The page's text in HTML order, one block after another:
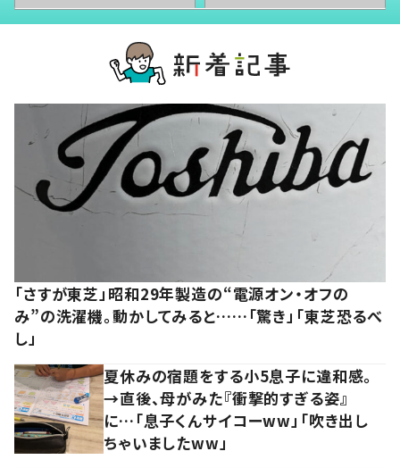
「さすが東芝」昭和29年製造の“電源オン・オフの
み”の洗濯機。動かしてみると……「驚き」「東芝恐るべ
し」
夏休みの宿題をする小5息子に違和感。
→直後、母がみた『衝撃的すぎる姿』
に…「息子くんサイコーww」「吹き出し
ちゃいましたww」